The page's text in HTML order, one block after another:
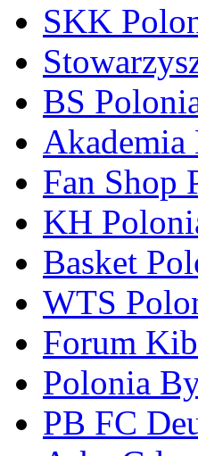
SKK
BS
Fan Shop
KH
Basket
WTS
Forum
Polonia
PB FC